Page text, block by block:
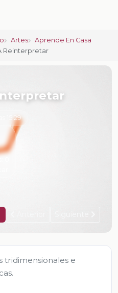
Artes
Aprende En Casa
Reinterpretar
15:29
tridimensionales e